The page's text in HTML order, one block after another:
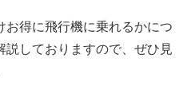
得に飛行機に乗れるかにつ
しておりますので、ぜひ見